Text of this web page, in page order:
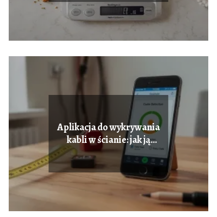
Aplikacja do wykrywania
kabli w ścianie: jak ją
wykorzystać?